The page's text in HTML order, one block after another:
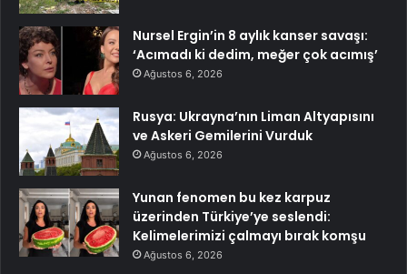
Nursel Ergin’in 8 aylık kanser savaşı:
‘Acımadı ki dedim, meğer çok acımış’
Ağustos 6, 2026
Rusya: Ukrayna’nın Liman Altyapısını
ve Askeri Gemilerini Vurduk
Ağustos 6, 2026
Yunan fenomen bu kez karpuz
üzerinden Türkiye’ye seslendi:
Kelimelerimizi çalmayı bırak komşu
Ağustos 6, 2026